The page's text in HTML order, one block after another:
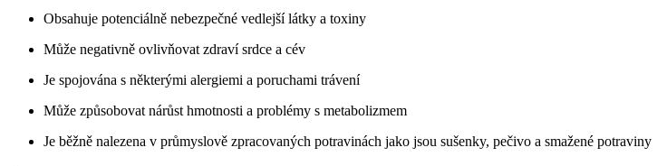
Obsahuje potenciálně nebezpečné vedlejší látky a toxiny
Může negativně ovlivňovat zdraví srdce a cév
Je spojována s některými alergiemi a poruchami trávení
Může způsobovat nárůst hmotnosti a problémy s metabolizmem
Je běžně nalezena v průmyslově zpracovaných potravinách jako jsou sušenky, pečivo a smažené potraviny